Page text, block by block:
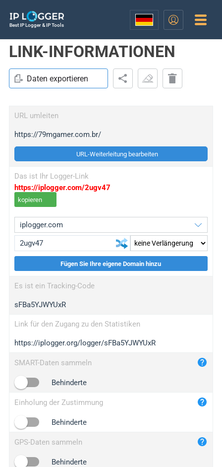
Best IP Logger & IP Tools
LINK-INFORMATIONEN
Daten exportieren
URL umleiten
https://79mgamer.com.br/
URL-Weiterleitung bearbeiten
Das ist Ihr Logger-Link
https://iplogger.com/2ugv47
kopieren
wl.gl
ed.tc
bc.ax
iplogger.com
maper.info
2no.co
yip.su
iplogger.info
Fügen Sie Ihre eigene Domain hinzu
Es ist ein Tracking-Code
sFBa5YJWYUxR
Link für den Zugang zu den Statistiken
https://iplogger.org/logger/sFBa5YJWYUxR
SMART-Daten sammeln
Behinderte
Einholung der Zustimmung
Behinderte
GPS-Daten sammeln
Behinderte